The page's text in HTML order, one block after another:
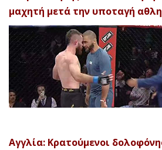
μαχητή μετά την υποταγή
Αγγλία: Κρατούμενοι